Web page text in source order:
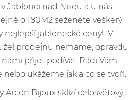
v Jablonci nad Nisou a u nás
o 180M2 seženete veškerý
nejlepší jablonecké ceny! V
prodejnu nemáme, opravdu
námi přijet podívat. Rádi Vám
ukážeme jak a co se tvoří.
Arcon Bijoux sklízí celosvětový